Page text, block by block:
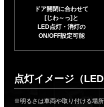
ドア開閉に合わせて
[じわ～っ]と
LED点灯・消灯の
ON/OFF設定可能
点灯イメージ（LED
※明るさは車両や取り付ける場所